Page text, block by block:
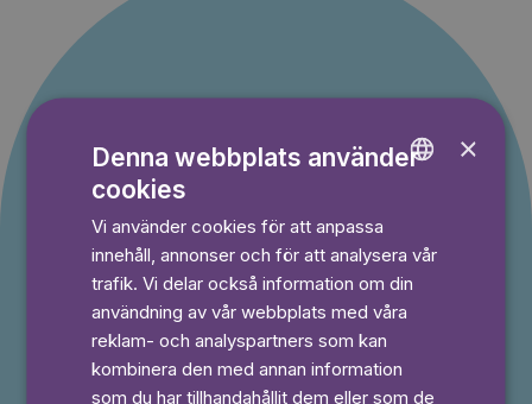
kunder
Du betalar inget under provperioden och kan
avsluta din prenumeration när som helst.
⭐️ Offer!
Månad
49,50 kr
×
Denna webbplats använder
cookies
Vi använder cookies för att anpassa
innehåll, annonser och för att analysera vår
trafik. Vi delar också information om din
användning av vår webbplats med våra
reklam- och analyspartners som kan
kombinera den med annan information
som du har tillhandahållit dem eller som de